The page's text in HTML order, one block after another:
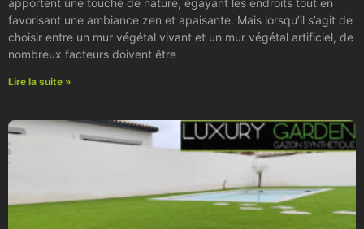
favorisant une ambiance zen et apaisante. Mais lorsqu’il s’agit de
choisir entre un mur végétal vivant et un mur végétal artificiel, de
nombreux facteurs doivent être
Lire la suite »